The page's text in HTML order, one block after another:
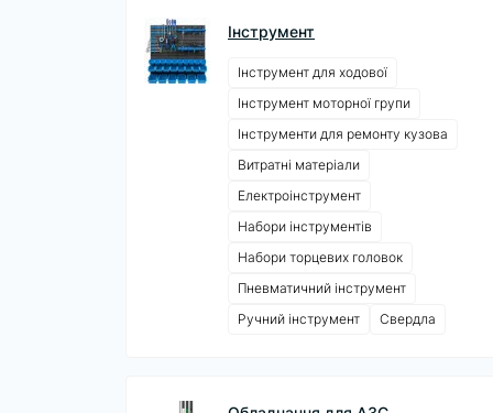
Інструмент
Інструмент для ходової
Інструмент моторної групи
Інструменти для ремонту кузова
Витратні матеріали
Електроінструмент
Набори інструментів
Набори торцевих головок
Пневматичний інструмент
Ручний інструмент
Свердла